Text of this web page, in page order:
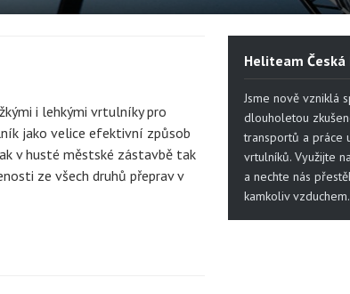
výškové a vazačské
i lehkými vrtulníky pro
jako velice efektivní způsob
v husté městské zástavbě tak
ze všech druhů přeprav v
Heliteam Česká
Jsme nově vzniklá
dlouholetou
transportů a práce
vrtulníků. Využijte
a nechte nás
kamkoliv vzduchem.